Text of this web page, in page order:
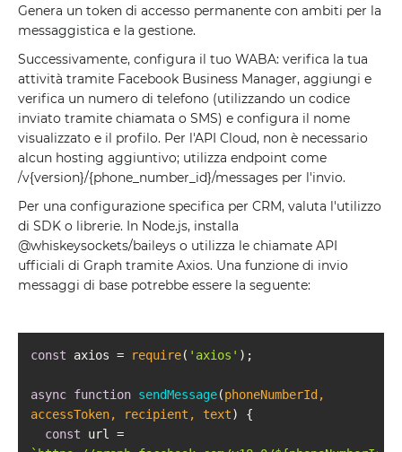
Genera un token di accesso permanente con ambiti per la
messaggistica e la gestione.
Successivamente, configura il tuo WABA: verifica la tua
attività tramite Facebook Business Manager, aggiungi e
verifica un numero di telefono (utilizzando un codice
inviato tramite chiamata o SMS) e configura il nome
visualizzato e il profilo. Per l'API Cloud, non è necessario
alcun hosting aggiuntivo; utilizza endpoint come
/v{version}/{phone_number_id}/messages per l'invio.
Per una configurazione specifica per CRM, valuta l'utilizzo
di SDK o librerie. In Node.js, installa
@whiskeysockets/baileys o utilizza le chiamate API
ufficiali di Graph tramite Axios. Una funzione di invio
messaggi di base potrebbe essere la seguente:
const axios = require( 'axios'
async function sendMessage(phoneNumberId,
accessToken, recipient, text)
const